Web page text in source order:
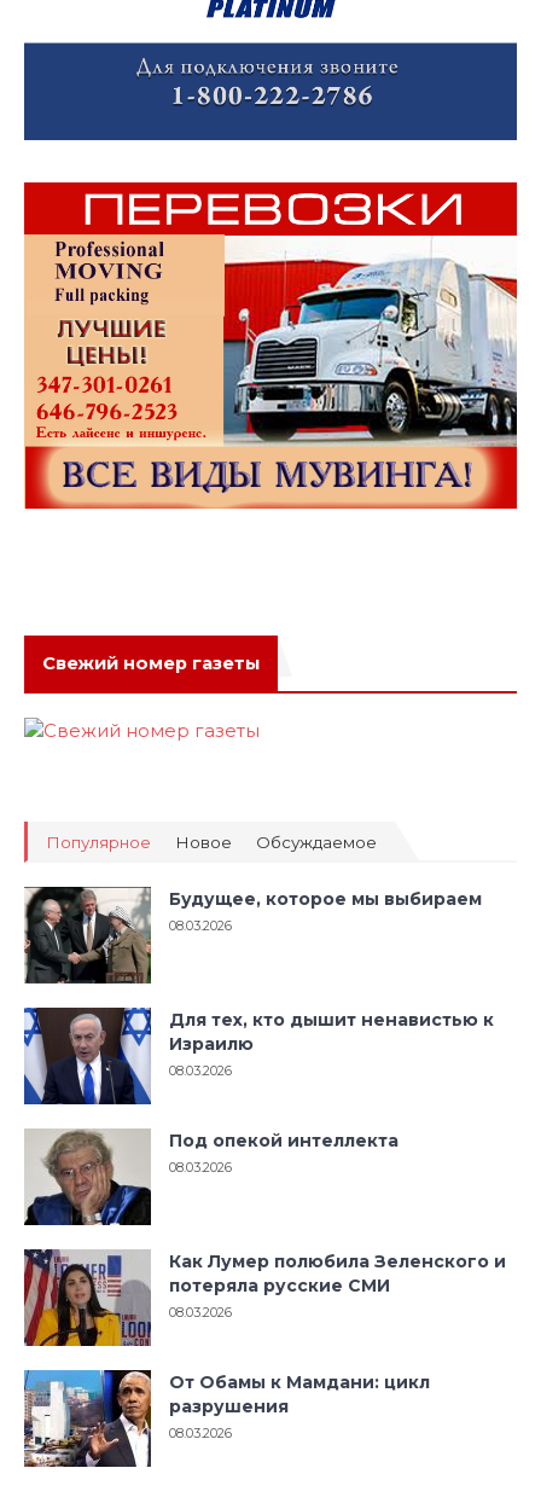
Свежий номер газеты
Популярное Новое Обсуждаемое
Будущее, которое мы выбираем
08.03.2026
Для тех, кто дышит ненавистью к
Израилю
08.03.2026
Под опекой интеллекта
08.03.2026
Как Лумер полюбила Зеленского и
потеряла русские СМИ
08.03.2026
От Обамы к Мамдани: цикл
разрушения
08.03.2026